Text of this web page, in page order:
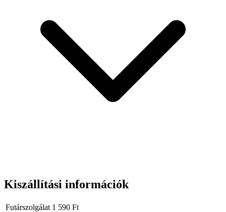
Műszaki adatok:
Gyártó:
Geko
Fúvóka anyaga:Acél
Fúvóka hossza:
100 cm (teleszkópos)
Forgatható fúvóka:
360°
Gyorscsatlakozó:1/4″ a készletben
Maximális üzemi nyomás:
15 bar
Kényelmes fogantyú
Függesztési lehetőség
Kiszállítási információk
Futárszolgálat 1 590 Ft